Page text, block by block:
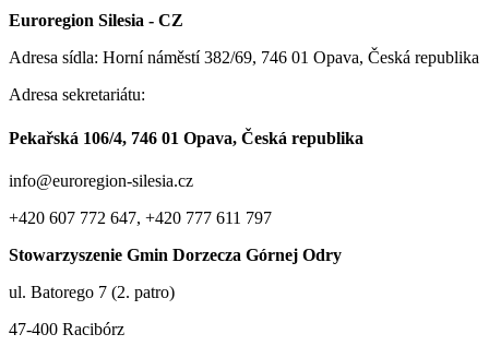
Euroregion Silesia - CZ
Adresa sídla: Horní náměstí 382/69, 746 01 Opava, Česká republika
Adresa sekretariátu:
Pekařská 106/4, 746 01 Opava, Česká republika
info@euroregion-silesia.cz
+420 607 772 647, +420 777 611 797
Stowarzyszenie Gmin Dorzecza Górnej Odry
ul. Batorego 7 (2. patro)
47-400 Racibórz